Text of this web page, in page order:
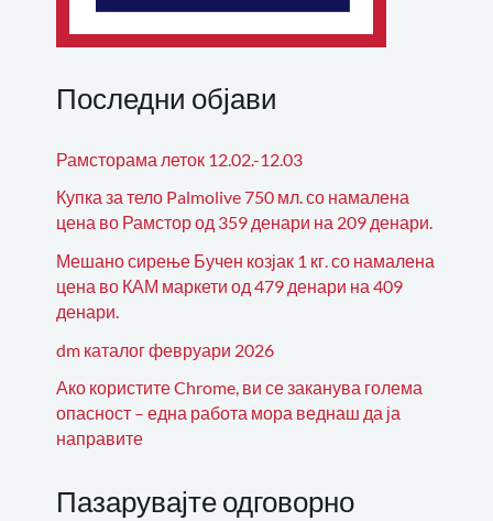
Последни објави
Рамсторама леток 12.02.-12.03
Купка за тело Palmolive 750 мл. со намалена
цена во Рамстор од 359 денари на 209 денари.
Мешано сирење Бучен козјак 1 кг. со намалена
цена во КАМ маркети од 479 денари на 409
денари.
dm каталог февруари 2026
Ако користите Chrome, ви се заканува голема
опасност – една работа мора веднаш да ја
направите
Пазарувајте одговорно